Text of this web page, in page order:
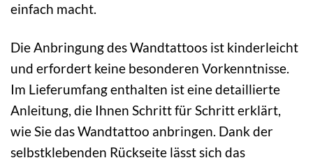
einfach macht.
Die Anbringung des Wandtattoos ist kinderleicht
und erfordert keine besonderen Vorkenntnisse.
Im Lieferumfang enthalten ist eine detaillierte
Anleitung, die Ihnen Schritt für Schritt erklärt,
wie Sie das Wandtattoo anbringen. Dank der
selbstklebenden Rückseite lässt sich das